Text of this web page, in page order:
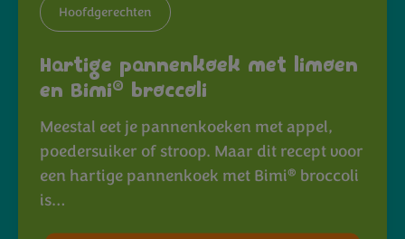
Hoofdgerechten
Hartige pannenkoek met limoen
en Bimi® broccoli
Meestal eet je pannenkoeken met appel,
poedersuiker of stroop. Maar dit recept voor
een hartige pannenkoek met Bimi® broccoli
is…